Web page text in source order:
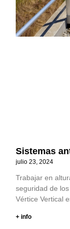
Sistemas
julio 23, 2024
Trabajar en
seguridad de
Vértice Vertical
+ info